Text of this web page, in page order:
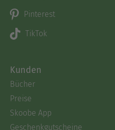
Pinterest
TikTok
Kunden
Bücher
Preise
Skoobe App
Geschenkgutscheine